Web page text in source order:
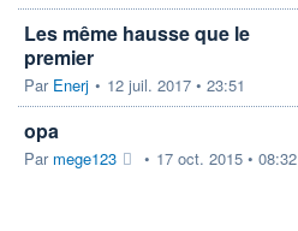
Les même hausse que le
premier
Par Enerj • 12 juil. 2017 • 23:51
opa
Par mege123 • 17 oct. 2015 • 08:32